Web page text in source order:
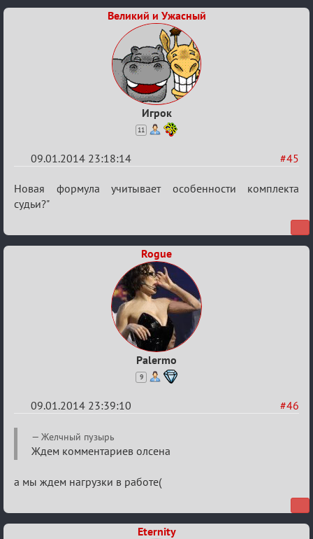
Великий и Ужасный
Игрок
11
#45
09.01.2014 23:18:14
Re:
VIP-
сумрак,
Новая формула учитывает особенности комплекта
судьи?"
Rogue
Palermo
9
#46
09.01.2014 23:39:10
Re:
VIP-
сумрак,
партии
на
Желчный пузырь
Ждем комментариев олсена
а мы ждем нагрузки в работе(
Eternity